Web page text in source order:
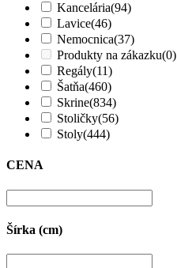
Kancelária(94)
Lavice(46)
Nemocnica(37)
Produkty na zákazku(0)
Regály(11)
Šatňa(460)
Skrine(834)
Stoličky(56)
Stoly(444)
CENA
Šírka (cm)